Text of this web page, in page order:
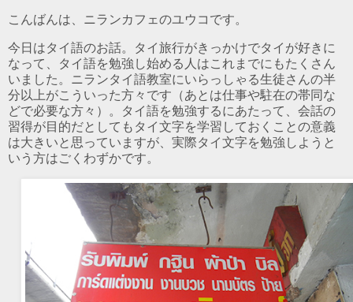
こんばんは、ニランカフェのユウコです。
今日はタイ語のお話。タイ旅行がきっかけでタイが好きに
なって、タイ語を勉強し始める人はこれまでにもたくさん
いました。ニランタイ語教室にいらっしゃる生徒さんの半
分以上がこういった方々です（あとは仕事や駐在の帯同な
どで必要な方々）。タイ語を勉強するにあたって、会話の
習得が目的だとしてもタイ文字を学習しておくことの意義
は大きいと思っていますが、実際タイ文字を勉強しようと
いう方はごくわずかです。